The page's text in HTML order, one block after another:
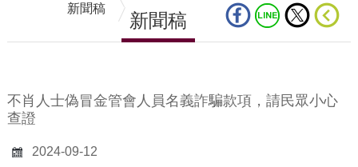
新聞稿
新聞稿
不肖人士偽冒金管會人員名義詐騙款項，請民眾小心
查證
2024-09-12